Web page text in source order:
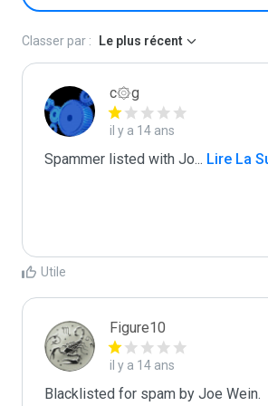
Classer par : Le plus récent
c۞g
il y a 14 ans
Spammer listed with Jo... Lire La
Utile
Figure10
il y a 14 ans
Blacklisted for spam by Joe Wein.